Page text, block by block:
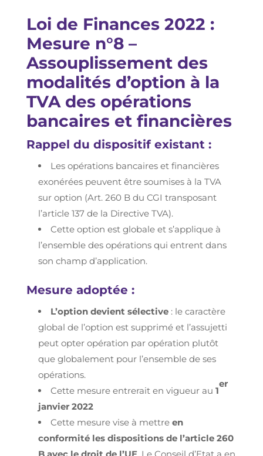
Loi de Finances 2022 :
Mesure n°8 –
Assouplissement des
modalités d’option à la
TVA des opérations
bancaires et financières
Rappel du dispositif existant :
Les opérations bancaires et financières
exonérées peuvent être soumises à la TVA
sur option (Art. 260 B du CGI transposant
l’article 137 de la Directive TVA).
Cette option est globale et s’applique à
l’ensemble des opérations qui entrent dans
son champ d’application.
Mesure adoptée :
L’option devient sélective : le caractère
global de l’option est supprimé et l’assujetti
peut opter opération par opération plutôt
que globalement pour l’ensemble de ses
opérations.
Cette mesure entrerait en vigueur au 1
er
janvier 2022
Cette mesure vise à mettre en
conformité les dispositions de l’article 260
B avec le droit de l’UE. Le Conseil d’Etat a en